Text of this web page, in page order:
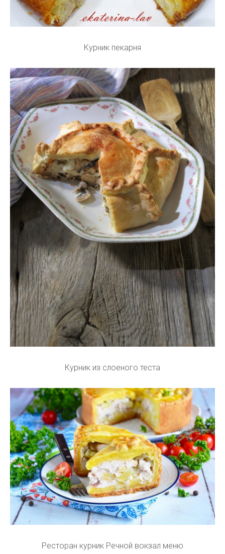
Курник пекарня
Курник из слоеного теста
Ресторан курник Речной вокзал меню